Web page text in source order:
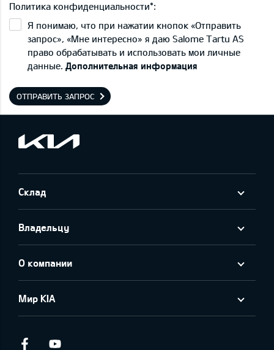
Политика конфиденциальности*:
Я понимаю, что при нажатии кнопок «Отправить
запрос», «Мне интересно» я даю Salome Tartu AS
право обрабатывать и использовать мои личные
данные. Дополнительная информация
ОТПРАВИТЬ ЗАПРОС
Cклад
Владельцу
О компании
Мир KIA
Facebook